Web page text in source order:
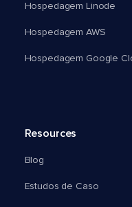
Hospedagem Linode
Hospedagem AWS
Hospedagem Google
Resources
Blog
Estudos de Caso